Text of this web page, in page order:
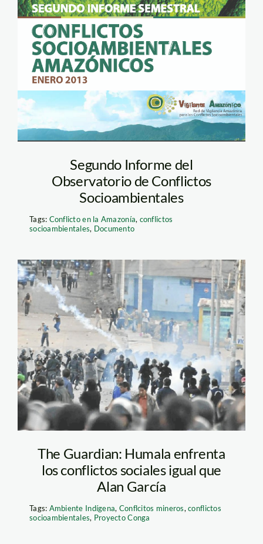
Captura de pantalla
2013-02-11 a la(s)
16.24.03
Segundo Informe del
Observatorio de Conflictos
Socioambientales
Tags: Conflicto en la Amazonía, conflictos
socioambientales, Documento
The Guardian: Humala enfrenta
los conflictos sociales igual que
Alan García
Tags: Ambiente Indígena, Conflcitos mineros,conflictos
socioambientales, Proyecto Conga